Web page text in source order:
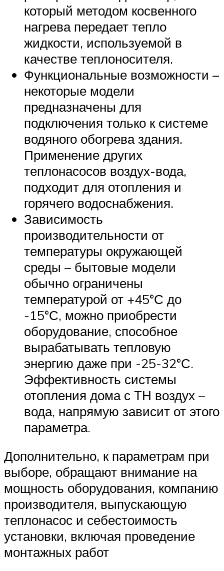
который методом косвенного
нагрева передает тепло
жидкости, используемой в
качестве теплоносителя.
Функциональные возможности –
некоторые модели
предназначены для
подключения только к системе
водяного обогрева здания.
Применение других
теплонасосов воздух-вода,
подходит для отопления и
горячего водоснабжения.
Зависимость
производительности от
температуры окружающей
среды – бытовые модели
обычно ограничены
температурой от +45°С до
-15°С, можно приобрести
оборудование, способное
вырабатывать тепловую
энергию даже при -25-32°С.
Эффективность системы
отопления дома с ТН воздух –
вода, напрямую зависит от этого
параметра.
Дополнительно, к параметрам при
выборе, обращают внимание на
мощность оборудования, компанию
производителя, выпускающую
теплонасос и себестоимость
установки, включая проведение
монтажных работ